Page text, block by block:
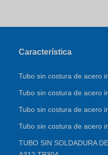
Característica
Tubo sin costura de acero
Tubo sin costura de acero
Tubo sin costura de acero
Tubo sin costura de acero
TUBO SIN SOLDADURA